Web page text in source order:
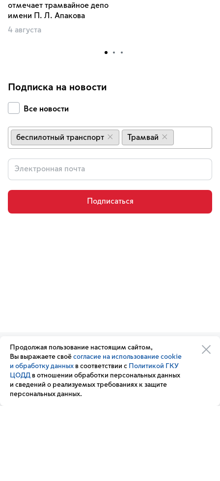
отмечает трамвайное депо
имени П. Л. Апакова
4 августа
Подписка на новости
Все новости
беспилотный транспорт Трамвай
Подписаться
Организации транспортного
комплекса
Транспортный комплекс
России
Новости
Обратная связь
Подписка
на новости
Вакансии
Продолжая пользование настоящим сайтом,
Вы выражаете своё согласие на использование cookie
и обработку данных в соответствии с Политикой ГКУ
ЦОДД в отношении обработки персональных данных
и сведений о реализуемых требованиях к защите
персональных данных.